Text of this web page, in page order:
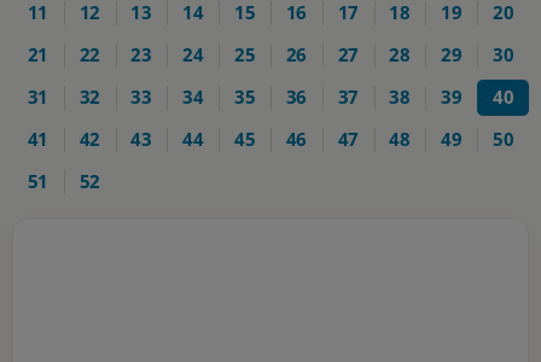
11
12 13 14 15 16 17 18 19
20
21
22 23 24 25 26 27 28 29
30
31
32 33 34 35 36 37 38 39
40
41
42 43 44 45 46 47 48 49
50
51
52